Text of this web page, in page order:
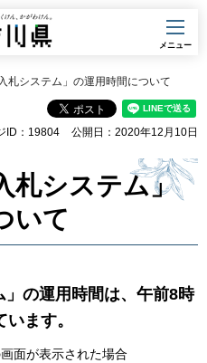
県
メニュー
札システム」の運用時間について
ID：19804 公開日：2020年12月10日
札システム」
いて
」の運用時間は、午前8時
ます。
面が表示された場合